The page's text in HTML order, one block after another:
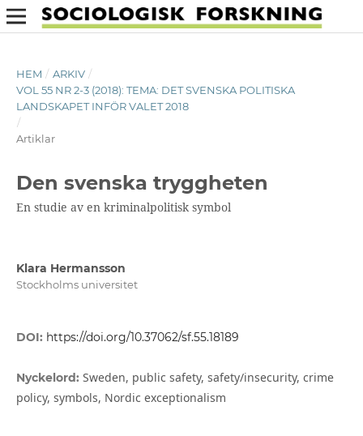
HEM / ARKIV /
VOL 55 NR 2-3 (2018): TEMA: DET SVENSKA POLITISKA
LANDSKAPET INFÖR VALET 2018
/
Artiklar
Den svenska tryggheten
En studie av en kriminalpolitisk symbol
Klara Hermansson
Stockholms universitet
DOI: https://doi.org/10.37062/sf.55.18189
Nyckelord: Sweden, public safety, safety/insecurity, crime
policy, symbols, Nordic exceptionalism